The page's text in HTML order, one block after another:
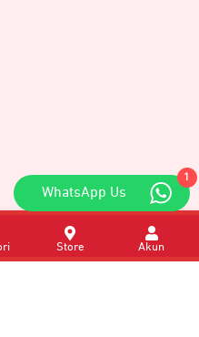
1
WhatsApp Us
Store Akun